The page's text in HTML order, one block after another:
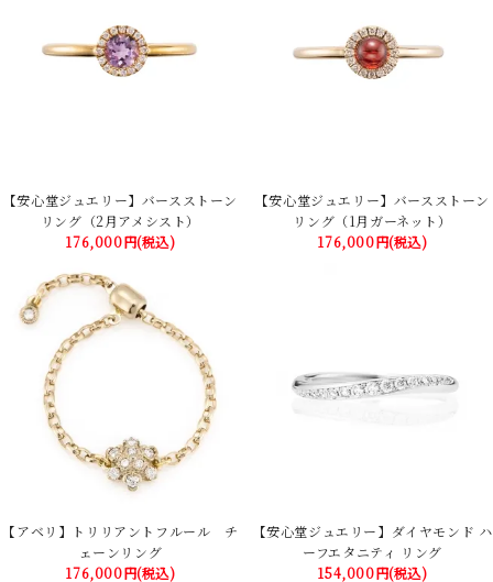
【安心堂ジュエリー】バースストーン
リング（2月アメシスト）
176,000円(税込)
【安心堂ジュエリー】バースストーン
リング（1月ガーネット）
176,000円(税込)
【アベリ】トリリアントフルール チ
ェーンリング
176,000円(税込)
【安心堂ジュエリー】ダイヤモンド ハ
ーフエタニティ リング
154,000円(税込)